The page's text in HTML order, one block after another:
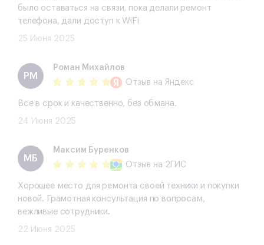
было оставаться на связи, пока делали ремонт
телефона, дали доступ к WiFi
25 Июня 2025
РМ
Роман Михайлов
Отзыв на Яндекс
Все в срок и качественно, без обмана.
24 Июня 2025
​МБ
​Максим Буренков
Отзыв на 2ГИС
Хорошее место для ремонта своей техники и покупки
новой. Грамотная консультация по вопросам,
вежливые сотрудники.
22 Июня 2025